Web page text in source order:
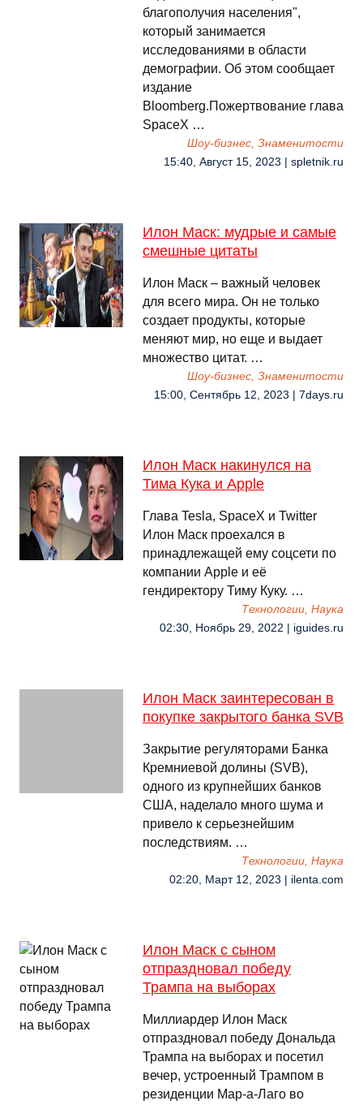
благополучия населения",
который занимается
исследованиями в области
демографии. Об этом сообщает
издание
Bloomberg.Пожертвование глава
SpaceX …
Шоу-бизнес, Знаменитости
15:40, Август 15, 2023 | spletnik.ru
Илон Маск: мудрые и самые
смешные цитаты
Илон Маск – важный человек
для всего мира. Он не только
создает продукты, которые
меняют мир, но еще и выдает
множество цитат. …
Шоу-бизнес, Знаменитости
15:00, Сентябрь 12, 2023 | 7days.ru
Илон Маск накинулся на
Тима Кука и Apple
Глава Tesla, SpaceX и Twitter
Илон Маск проехался в
принадлежащей ему соцсети по
компании Apple и её
гендиректору Тиму Куку. …
Технологии, Наука
02:30, Ноябрь 29, 2022 | iguides.ru
Илон Маск заинтересован в
покупке закрытого банка SVB
Закрытие регуляторами Банка
Кремниевой долины (SVB),
одного из крупнейших банков
США, наделало много шума и
привело к серьезнейшим
последствиям. …
Технологии, Наука
02:20, Март 12, 2023 | ilenta.com
Илон Маск с сыном
отпраздновал победу
Трампа на выборах
Миллиардер Илон Маск
отпраздновал победу Дональда
Трампа на выборах и посетил
вечер, устроенный Трампом в
резиденции Мар-а-Лаго во